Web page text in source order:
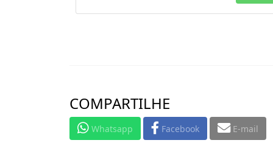
COMPARTILHE
Whatsapp Facebook E-mail